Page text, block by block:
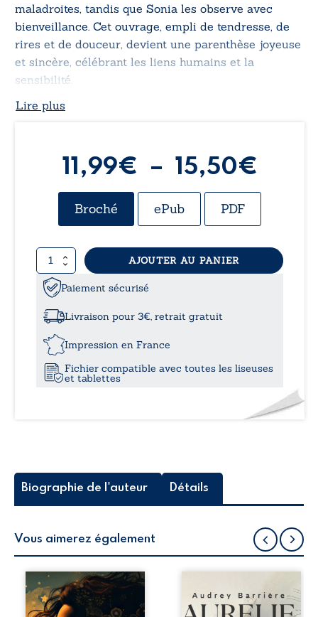
maladroites, tandis que Sonia les observe avec
bienveillance. Cet ouvrage, empli de tendresse, de
rires et de douceur, devient une parenthèse joyeuse
et sincère, célébrant les liens humains et la
sensibilité.
Lire plus
11,99€ – 15,50€
de
Broché ePub PDF
quantité
de
Aurélie
Sonia
AJOUTER AU PANIER
Paiement sécurisé
Livraison pour 3€, retrait gratuit
Impression en France
Fichier compatible avec toutes les liseuses
et tablettes
Biographie de l'auteur Détails
Vous aimerez également
Audrey adore
entraîner Aurélie
dans des
d’un fait réel et
enrichi d’histoires